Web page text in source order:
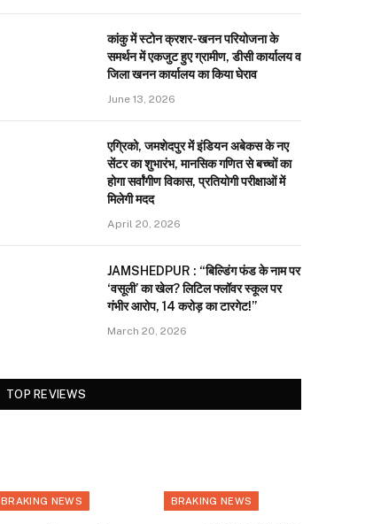
कांकु में स्टोन क्रशर-खनन परियोजना के
समर्थन में एकजुट हुए ग्रामीण, डीसी कार्यालय व
जिला खनन कार्यालय का किया घेराव
June 13, 2026
एग्रिको, जमशेदपुर में इंडियन अबेकस के नए
सेंटर का शुभारंभ, मानसिक गणित से बच्चों का
होगा सर्वांगीण विकास, प्रतियोगी परीक्षाओं में
मिलेगी मदद
April 20, 2026
JAMSHEDPUR : “बिल्डिंग फंड के नाम पर
‘वसूली’ का खेल? लिटिल फ्लॉवर स्कूल पर
गंभीर आरोप, 14 करोड़ का टारगेट!”
March 20, 2026
TOP REVIEWS
BRAKING NEWS BRAKING NEWS